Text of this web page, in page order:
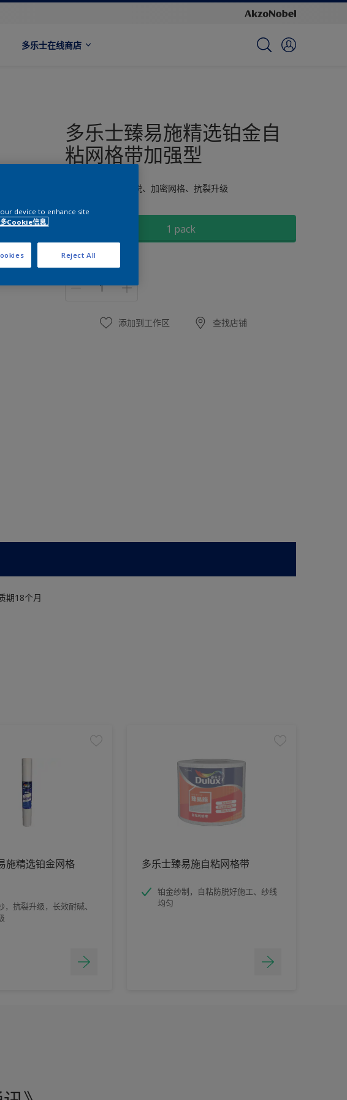
多乐士在线商店
多乐士臻易施精选铂金自
粘网格带加强型
铂金制纱，自粘防脱、加密网格、抗裂升级
尺寸
1 pack
数量
添加到工作区 查找店铺
期18个月
施精选铂金网格
，抗裂升级，长效耐碱、
多乐士臻易施自粘网格带
铂金纱制，自粘防脱好施工、纱线
均匀
device to enhance site
多Cookie信息.
Reject All